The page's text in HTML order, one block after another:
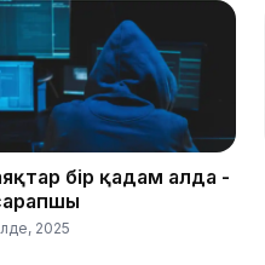
бір қадам алда -
2025